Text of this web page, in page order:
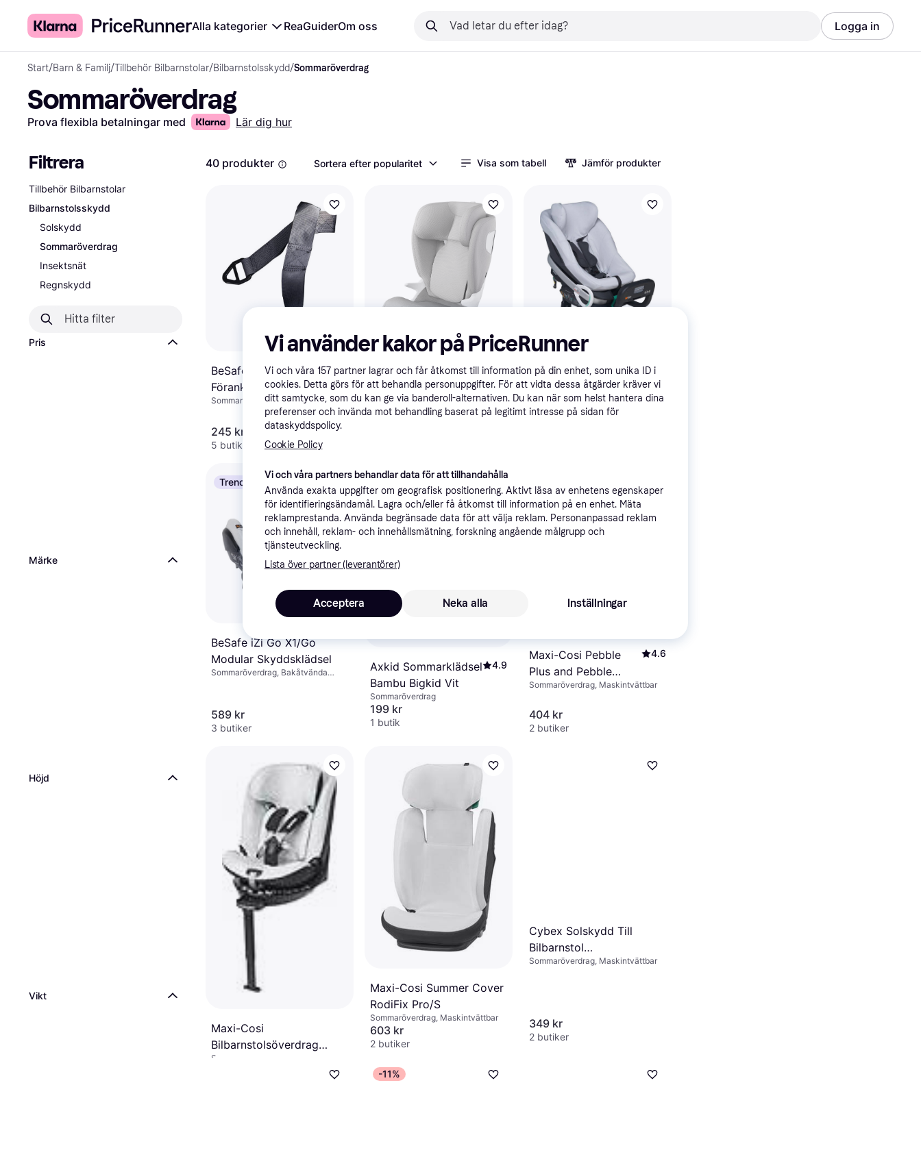
Alla kategorier ReaGuiderOm oss Logga in
Start/Barn & Familj/Tillbehör Bilbarnstolar/Bilbarnstolsskydd/Sommaröverdrag
Sommaröverdrag
Prova flexibla betalningar med Lär dig hur
Filtrera
Tillbehör Bilbarnstolar
Bilbarnstolsskydd
Solskydd
Sommaröverdrag
Insektsnät
Regnskydd
Pris
Märke
Höjd
Vikt
40 produkter Sortera efter popularitet Visa som tabell Jämför produkter
BeSafe Extra
Förankringsband Till
Stretch 2-pack
4.5
Sommaröverdrag
245 kr
5 butiker
Thule Palm Seat Cover
Klädselöverdrag
Sommaröverdrag
BeSafe Stretch
Skyddsklädsel Glacier
Grey
Sommaröverdrag, Framåtvända
stolar, Maskintvättbar
Trendande
BeSafe iZi Go X1/Go
Modular Skyddsklädsel
Sommaröverdrag, Bakåtvända
589 kr
3 butiker
Axkid Sommarklädsel
Bambu Bigkid Vit
4.9
Sommaröverdrag
199 kr
1 butik
Maxi-Cosi Pebble
Plus and Pebble
Summer Cover
4.6
Sommaröverdrag, Maskintvättbar
404 kr
2 butiker
Maxi-Cosi
Bilbarnstolsöverdrag
Emerald 360 S
Sommaröverdrag
Maxi-Cosi Summer Cover
RodiFix Pro/S
Sommaröverdrag, Maskintvättbar
603 kr
2 butiker
Cybex Solskydd Till
Bilbarnstol
Aton/CloudSeries Black
Sommaröverdrag, Maskintvättbar
349 kr
2 butiker
-11%
Vi använder kakor på PriceRunner
Vi och våra 157 partner lagrar och får åtkomst till information på din enhet, som unika ID i
cookies. Detta görs för att behandla personuppgifter. För att vidta dessa åtgärder kräver vi
ditt samtycke, som du kan ge via banderoll-alternativen. Du kan när som helst hantera dina
preferenser och invända mot behandling baserat på legitimt intresse på sidan för
dataskyddspolicy.
Cookie Policy
Vi och våra partners behandlar data för att tillhandahålla
Använda exakta uppgifter om geografisk positionering. Aktivt läsa av enhetens egenskaper
för identifieringsändamål. Lagra och/eller få åtkomst till information på en enhet. Mäta
reklamprestanda. Använda begränsade data för att välja reklam. Personanpassad reklam
och innehåll, reklam- och innehållsmätning, forskning angående målgrupp och
tjänsteutveckling.
Lista över partner (leverantörer)
Neka alla
Acceptera Inställningar